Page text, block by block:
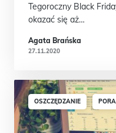
Tegoroczny Black
okazać się aż…
Agata Brańska
27.11.2020
OSZCZĘDZANIE